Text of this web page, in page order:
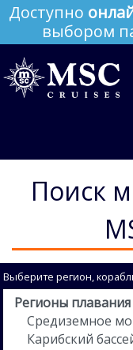
Доступно
выбором
Поиск
Выберите регион,